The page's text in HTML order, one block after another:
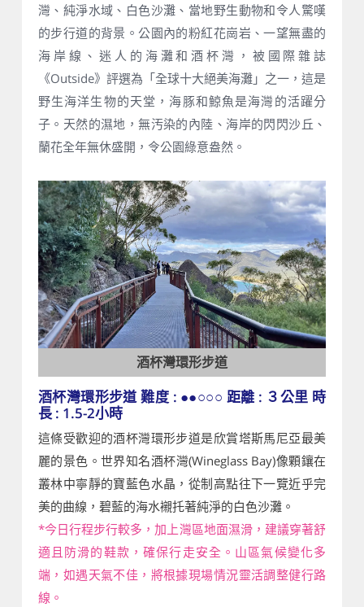
灣、純淨水域、白色沙灘、當地野生動物和令人驚嘆
的步行道的背景。公園內的粉紅花崗岩、一望無盡的
海岸線、迷人的海灘和酒杯灣，被國際雜誌
《Outside》評選為「全球十大絕美海灘」之一，這是
野生海洋生物的天堂，海豚和鯨魚是海灣的活躍分
子。天然的濕地，無汚染的內陸、海岸的閃閃沙丘、
蘭花全年無休盛開，令公園綠意盎然。
酒杯灣環形步道
酒杯灣環形步道 難度 : ●●○○○ 距離 : ３公里 時
長 : 1.5-2小時
這條受歡迎的酒杯灣環形步道是欣賞塔斯馬尼亞最美
麗的景色。世界知名酒杯灣(Wineglass Bay)像顆鑲在
叢林中寧靜的寶藍色水晶，從制高點往下一覽近乎完
美的曲線，碧藍的海水襯托著純淨的白色沙灘。
*今日行程步行較多，加上灣區地面濕滑，建議穿著舒
適且防滑的鞋款，確保行走安全。山區氣候變化多
端，如遇天氣不佳，將根據現場情況靈活調整健行路
線。